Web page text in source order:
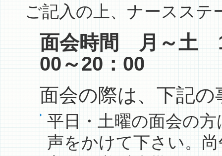
ご記入の上、ナースステ
面会時間 月～土
00～20：00
面会の際は、下記
平日・土曜の面会の
声をかけて下さい。